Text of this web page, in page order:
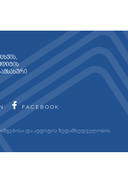
FACEBOOK
და აუდიტის ზედამხედველობის